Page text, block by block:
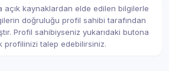
açık kaynaklardan elde edilen bilgilerle
doğruluğu profil sahibi tarafından
Profil sahibiyseniz yukarıdaki butona
profilinizi talep edebilirsiniz.